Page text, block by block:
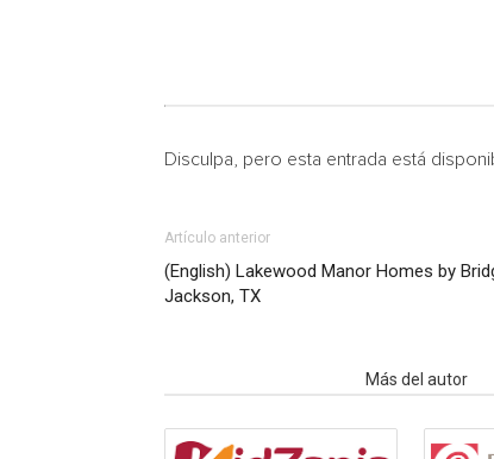
Disculpa, pero esta entrada está
Artículo anterior
(English) Lakewood Manor Homes by
Jackson, TX
Más del autor